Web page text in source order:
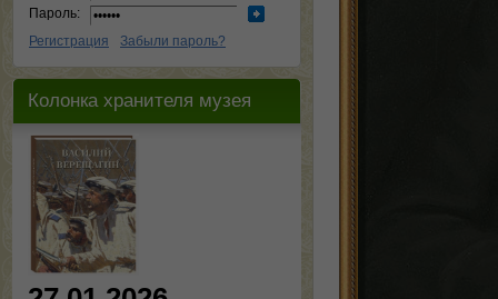
Пароль:
Регистрация
Забыли пароль?
Колонка хранителя музея